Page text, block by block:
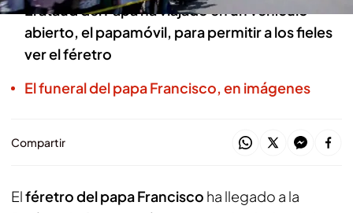
El ataúd del Papa ha viajado en un vehículo
abierto, el papamóvil, para permitir a los fieles
ver el féretro
El funeral del papa Francisco, en imágenes
Compartir
Elféretro del papa Francisco ha llegado a la